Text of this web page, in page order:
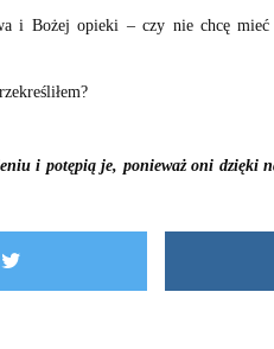
i Bożej opieki – czy nie chcę
i potępią je, ponieważ oni dzięki